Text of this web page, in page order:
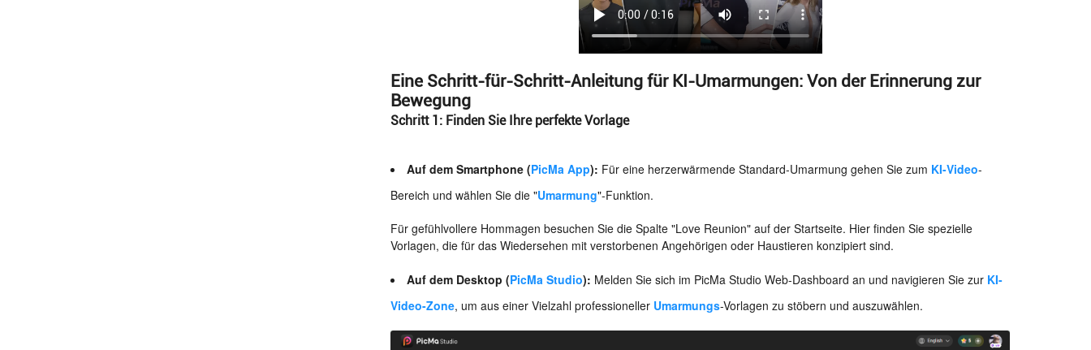
Eine Schritt-für-Schritt-Anleitung für KI-Umarmungen: Von der Erinnerung zur
Bewegung
Schritt 1: Finden Sie Ihre perfekte Vorlage
Auf dem Smartphone (PicMa App): Für eine herzerwärmende Standard-Umarmung gehen Sie zum KI-Video-
Bereich und wählen Sie die "Umarmung"-Funktion.
Für gefühlvollere Hommagen besuchen Sie die Spalte "Love Reunion" auf der Startseite. Hier finden Sie spezielle
Vorlagen, die für das Wiedersehen mit verstorbenen Angehörigen oder Haustieren konzipiert sind.
Auf dem Desktop (PicMa Studio): Melden Sie sich im PicMa Studio Web-Dashboard an und navigieren Sie zur KI-
Video-Zone, um aus einer Vielzahl professioneller Umarmungs-Vorlagen zu stöbern und auszuwählen.